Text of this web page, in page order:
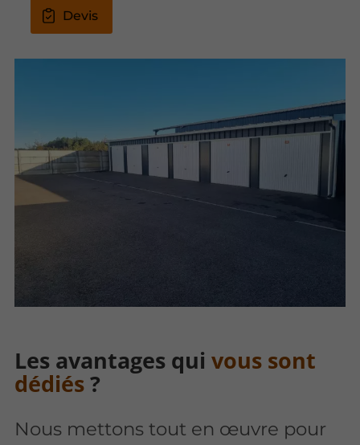
Devis
Les avantages qui vous sont
dédiés?
Nous mettons tout en œuvre pour